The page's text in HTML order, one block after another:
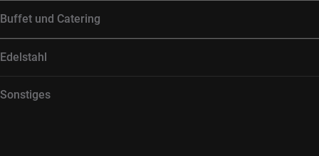
Buffet und Catering
Edelstahl
Sonstiges